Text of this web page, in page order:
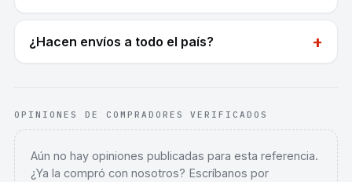
¿Hacen envíos a todo el país? +
OPINIONES DE COMPRADORES VERIFICADOS
Aún no hay opiniones publicadas para esta referencia.
¿Ya la compró con nosotros? Escríbanos por